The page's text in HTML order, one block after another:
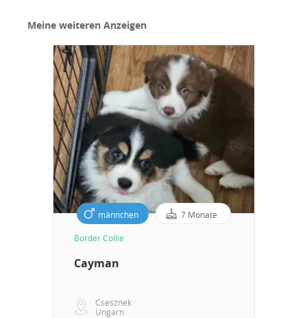
Meine weiteren Anzeigen
männchen 7 Monate
Border Collie
Cayman
Csesznek
Ungarn